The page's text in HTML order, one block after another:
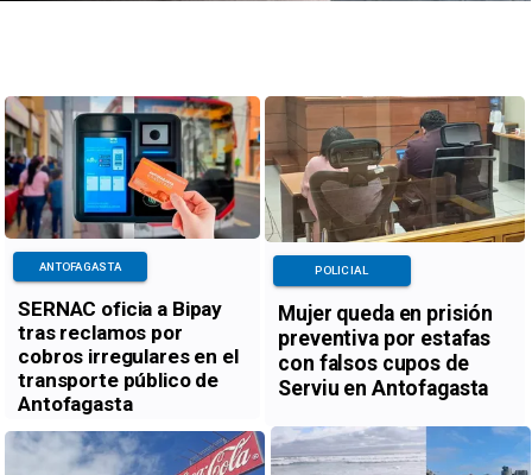
SERNAC oficia a Bipay
tras reclamos por
cobros irregulares en el
transporte público de
Antofagasta
ANTOFAGASTA
Mujer queda en prisión
preventiva por estafas
con falsos cupos de
Serviu en Antofagasta
POLICIAL